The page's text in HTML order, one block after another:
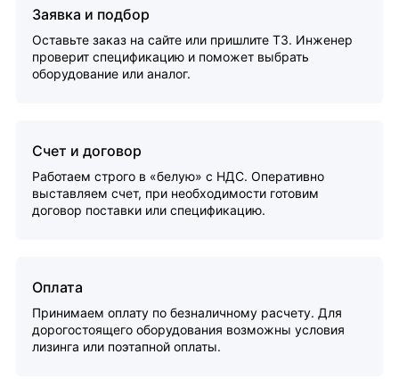
Заявка и подбор
Оставьте заказ на сайте или пришлите ТЗ. Инженер
проверит спецификацию и поможет выбрать
оборудование или аналог.
Счет и договор
Работаем строго в «белую» с НДС. Оперативно
выставляем счет, при необходимости готовим
договор поставки или спецификацию.
Оплата
Принимаем оплату по безналичному расчету. Для
дорогостоящего оборудования возможны условия
лизинга или поэтапной оплаты.